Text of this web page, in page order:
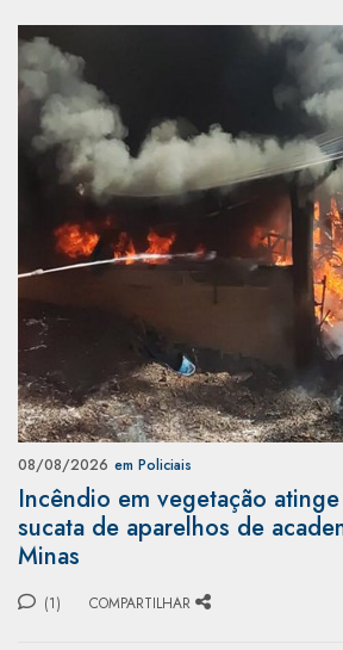
08/08/2026 em Policiais
Incêndio em vegetação
sucata de aparelhos de
Minas
(1) COMPARTILHAR